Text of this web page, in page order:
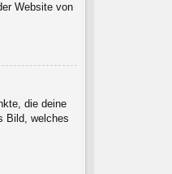
Website von
die deine
Bild, welches